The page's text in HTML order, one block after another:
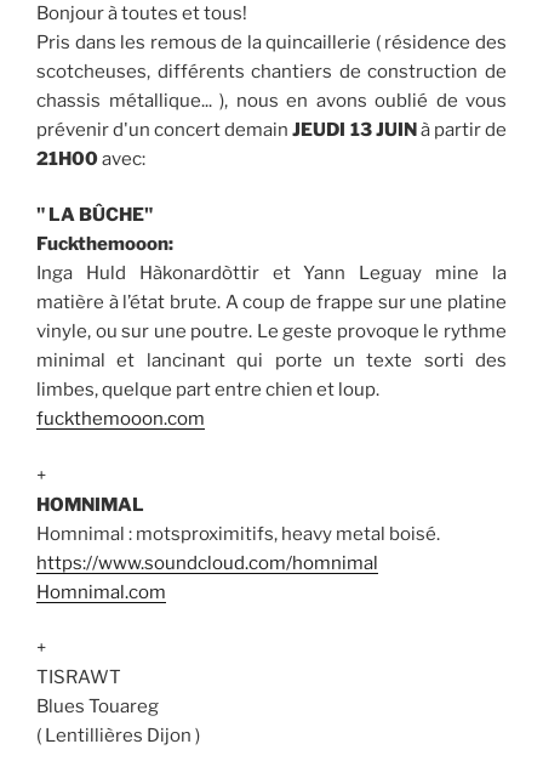
Bonjour à toutes et tous!
Pris dans les remous de la quincaillerie ( résidence des
scotcheuses, différents chantiers de construction de
chassis métallique... ), nous en avons oublié de vous
prévenir d'un concert demainJEUDI 13 JUINà partir de
21H00avec:
" LA BÛCHE"
Fuckthemooon:
Inga Huld Hàkonardòttir et Yann Leguay mine la
matière à l’état brute. A coup de frappe sur une platine
vinyle, ou sur une poutre. Le geste provoque le rythme
minimal et lancinant qui porte un texte sorti des
limbes, quelque part entre chien et loup.
fuckthemooon.com
+
HOMNIMAL
Homnimal : motsproximitifs, heavy metal boisé.
https://www.soundcloud.com/homnimal
Homnimal.com
+
TISRAWT
Blues Touareg
( Lentillières Dijon )